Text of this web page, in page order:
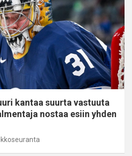
kantaa suurta vastuuta
nostaa esiin yhden